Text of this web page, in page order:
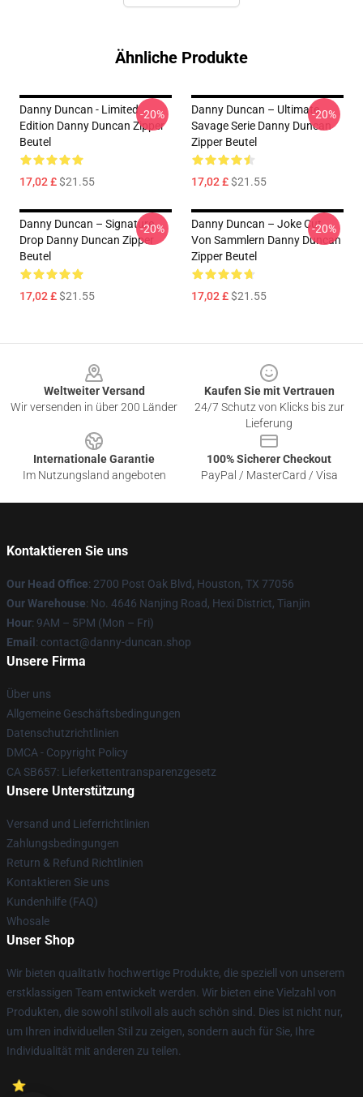
Ähnliche Produkte
Danny Duncan - Limited
Edition Danny Duncan Zipper
Beutel
17,02 £$21.55
-20%
Danny Duncan – Ultimate
Savage Serie Danny Duncan
Zipper Beutel
17,02 £$21.55
-20%
Danny Duncan – Signature
Drop Danny Duncan Zipper
Beutel
17,02 £$21.55
-20%
Danny Duncan – Joke Cut
Von Sammlern Danny Duncan
Zipper Beutel
17,02 £$21.55
-20%
Weltweiter Versand
Wir versenden in über 200 Länder
Kaufen Sie mit Vertrauen
24/7 Schutz von Klicks bis zur
Lieferung
Internationale Garantie
Im Nutzungsland angeboten
100% Sicherer Checkout
PayPal / MasterCard / Visa
Kontaktieren Sie uns
Our Head Office: 2700 Post Oak Blvd, Houston, TX 77056
Our Warehouse: No. 4646 Nanjing Road, Hexi District, Tianjin
Hour: 9AM – 5PM (Mon – Fri)
Email : contact@danny-duncan.shop
Unsere Firma
Über uns
Allgemeine Geschäftsbedingungen
Datenschutzrichtlinien
DMCA - Copyright Policy
CA SB657: Lieferkettentransparenzgesetz
Unsere Unterstützung
Versand und Lieferrichtlinien
Zahlungsbedingungen
Return & Refund Richtlinien
Kontaktieren Sie uns
Kundenhilfe (FAQ)
Whosale
Unser Shop
Wir bieten qualitativ hochwertige Produkte, die speziell von unserem
erstklassigen Team entwickelt werden. Wir bieten eine Vielzahl von
Produkten, die sowohl stilvoll als auch schön sind. Dies ist nicht nur,
um Ihren individuellen Stil zu zeigen, sondern auch für Sie, Ihre
Individualität mit anderen zu teilen.